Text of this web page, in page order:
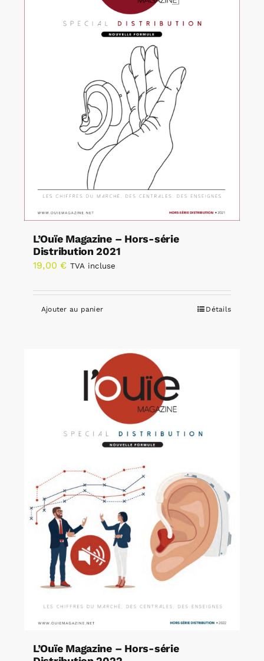
L’Ouïe Magazine – Hors-série
Distribution 2021
19,00 € TVA incluse
Ajouter au panier Détails
L’Ouïe Magazine – Hors-série